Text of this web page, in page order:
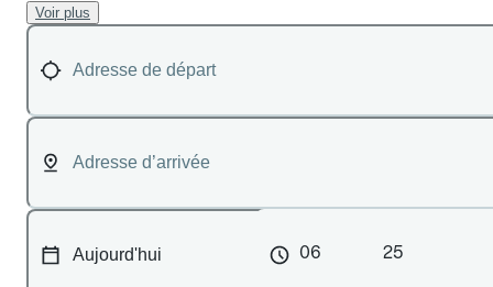
Voir plus
06 25